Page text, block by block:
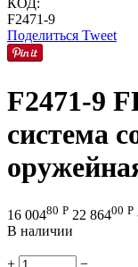
КОД:
F2471-9
Поделиться Tweet
F2471-9
система
16 00480 Р 22 86400 Р
В наличии
+ −